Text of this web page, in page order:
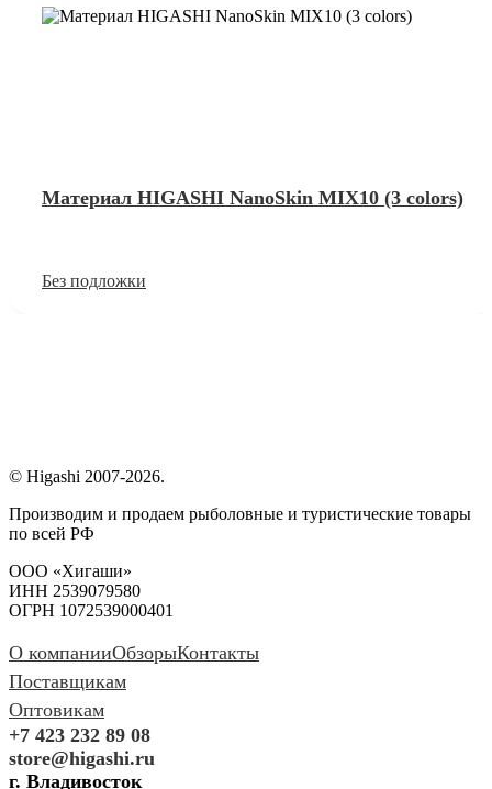
Материал HIGASHI NanoSkin MIX10 (3 colors)
Без подложки
© Higashi 2007-2026.
Производим и продаем рыболовные и туристические товары
по всей РФ
ООО «Хигаши»
ИНН 2539079580
ОГРН 1072539000401
О компанииОбзорыКонтакты
Поставщикам
Оптовикам
+7 423 232 89 08
store@higashi.ru
г. Владивосток